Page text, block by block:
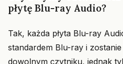
płytę Blu-ray Audio?
Tak, każda płyta Blu-ray
standardem Blu-ray i
dowolnym czytniku, jednak